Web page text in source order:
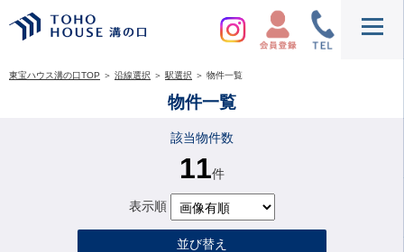
東宝ハウス溝の口TOP ＞ 沿線選択 ＞ 駅選択 ＞ 物件一覧
物件一覧
該当物件数
11件
表示順
並び替え